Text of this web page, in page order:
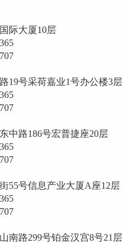
大厦10层
采荷嘉业1号办公楼3层
186号宏普捷座20层
号信息产业大厦A座12层
299号铂金汉宫8号21层